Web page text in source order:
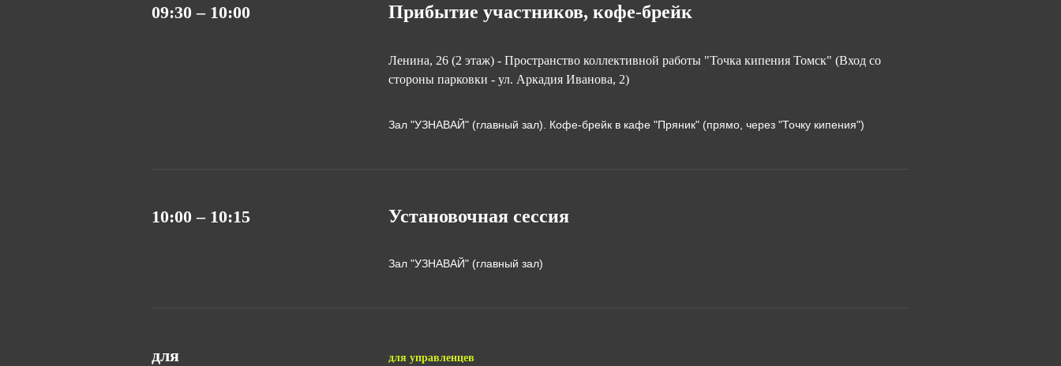
09:30 – 10:00 Прибытие участников, кофе-брейк
Ленина, 26 (2 этаж) - Пространство коллективной работы "Точка кипения Томск" (Вход со
стороны парковки - ул. Аркадия Иванова, 2)
Зал "УЗНАВАЙ" (главный зал). Кофе-брейк в кафе "Пряник" (прямо, через "Точку кипения")
10:00 – 10:15 Установочная сессия
Зал "УЗНАВАЙ" (главный зал)
для
для управленцев